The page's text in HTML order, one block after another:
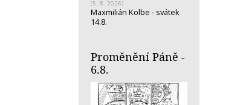
(5. 8. 2026)
Maxmilián Kolbe - svátek
14.8.
Proměnění Páně -
6.8.